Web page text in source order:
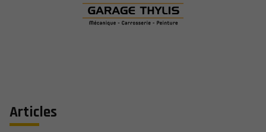
Articles